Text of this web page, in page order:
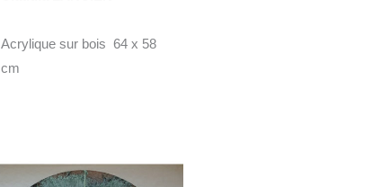
Acrylique sur bois 64 x 58
cm